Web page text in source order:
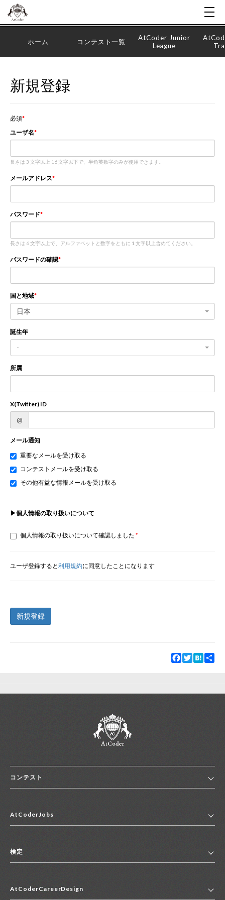
ホーム コンテスト一覧
AtCoder Junior
League
新規登録
必須
ユーザ名
長さは 3 文字以上 16 文字以下で、半角英数字のみが使用できます。
メールアドレス
パスワード
長さは 6 文字以上で、アルファベットと数字をともに 1 文字以上含めてください。
パスワードの確認
国と地域
日本
誕生年
-
所属
X(Twitter) ID
@
メール通知
重要なメールを受け取る
コンテストメールを受け取る
その他有益な情報メールを受け取る
▶個人情報の取り扱いについて
個人情報の取り扱いについて確認しました
ユーザ登録すると利用規約に同意したことになります
新規登録
Facebook
TwitterHatena
コンテスト
コンテスト一覧
便利リンク集
AtCoderJobs
2027年新卒採用求人一覧
中途採用求人一覧
検定
マイページ
AtCoderCareerDesign